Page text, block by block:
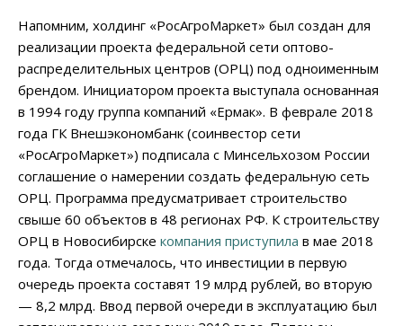
Напомним, холдинг «РосАгроМаркет» был создан для
реализации проекта федеральной сети оптово-
распределительных центров (ОРЦ) под одноименным
брендом. Инициатором проекта выступала основанная
в 1994 году группа компаний «Ермак». В феврале 2018
года ГК Внешэкономбанк (соинвестор сети
«РосАгроМаркет») подписала с Минсельхозом России
соглашение о намерении создать федеральную сеть
ОРЦ. Программа предусматривает строительство
свыше 60 объектов в 48 регионах РФ. К строительству
ОРЦ в Новосибирске компания приступила в мае 2018
года. Тогда отмечалось, что инвестиции в первую
очередь проекта составят 19 млрд рублей, во вторую
— 8,2 млрд. Ввод первой очереди в эксплуатацию был